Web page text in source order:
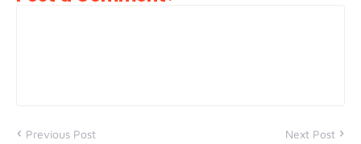
Previous Post Next Post